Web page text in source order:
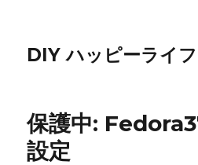
DIY ハッピーライフ
保護中:
設定